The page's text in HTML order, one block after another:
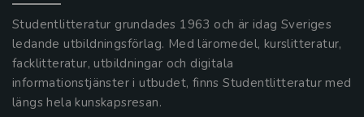
Studentlitteratur grundades 1963 och är idag Sveriges
ledande utbildningsförlag. Med läromedel, kurslitteratur,
facklitteratur, utbildningar och digitala
informationstjänster i utbudet, finns Studentlitteratur med
längs hela kunskapsresan.